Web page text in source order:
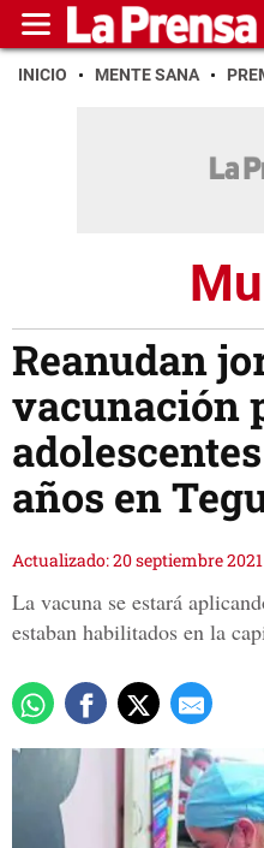
INICIO MENTE SANA
Reanudan
vacunación
adolescentes
años en
Actualizado: 20 septiembre 2021
La vacuna se estará
estaban habilitados en la